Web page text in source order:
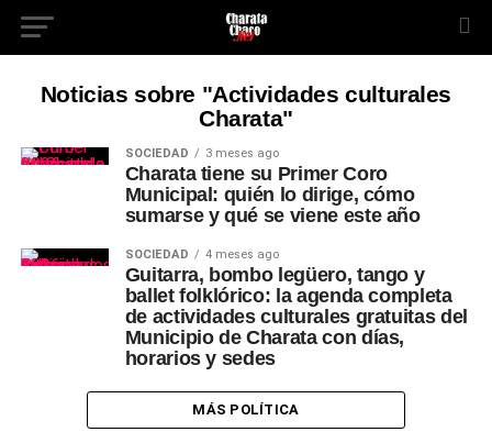
Noticias sobre "Actividades culturales
Charata"
SOCIEDAD 3 meses ago
Charata tiene su Primer Coro
Municipal: quién lo dirige, cómo
sumarse y qué se viene este año
SOCIEDAD 4 meses ago
Guitarra, bombo legüero, tango y
ballet folklórico: la agenda completa
de actividades culturales gratuitas del
Municipio de Charata con días,
horarios y sedes
MÁS POLÍTICA